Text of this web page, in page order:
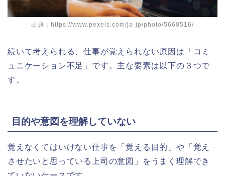
出典：https://www.pexels.com/ja-jp/photo/5668516/
続いて考えられる、仕事が覚えられない原因は「コミ
ュニケーション不足」です。主な要素は以下の３つで
す。
目的や意図を理解していない
覚えなくてはいけない仕事を「覚える目的」や「覚え
させたいと思っている上司の意図」をうまく理解でき